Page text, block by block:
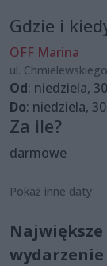
Gdzie i
OFF Marina
ul.
Od: niedziela,
Do: niedziela,
Za ile?
darmowe
Pokaż inne daty
wydarzenie